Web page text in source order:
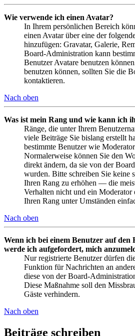
Wie verwende ich einen Avatar?
In Ihrem persönlichen Bereich
einen Avatar über eine der
hinzufügen: Gravatar, Galerie,
Board-Administration kann
Benutzer Avatare benutzen
benutzen können, sollten Sie die
kontaktieren.
Nach oben
Was ist mein Rang und wie kann ich
Ränge, die unter Ihrem
viele Beiträge Sie bislang erstellt
bestimmte Benutzer wie
Normalerweise können Sie den
direkt ändern, da sie von der
wurden. Bitte schreiben Sie keine
Ihren Rang zu erhöhen — die
Verhalten nicht und ein
Ihren Rang unter Umständen
Nach oben
Wenn ich bei einem Benutzer auf
werde ich aufgefordert, mich
Nur registrierte Benutzer dürfen
Funktion für Nachrichten an
diese von der Board-
Diese Maßnahme soll den
Gäste verhindern.
Nach oben
Beiträge schreiben